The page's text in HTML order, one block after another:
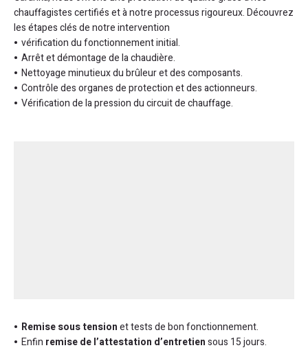
chauffagistes certifiés et à notre processus rigoureux. Découvrez
les étapes clés de notre intervention
vérification du fonctionnement initial.
Arrêt et démontage de la chaudière.
Nettoyage minutieux du brûleur et des composants.
Contrôle des organes de protection et des actionneurs.
Vérification de la pression du circuit de chauffage.
Remise sous tensionet tests de bon fonctionnement.
Enfin remise de l’attestation d’entretiensous 15 jours.